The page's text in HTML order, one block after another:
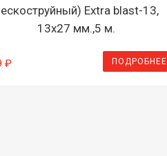
Extra blast-13,
13х27 мм.,5 м.
₽ ПОДРОБНЕЕ